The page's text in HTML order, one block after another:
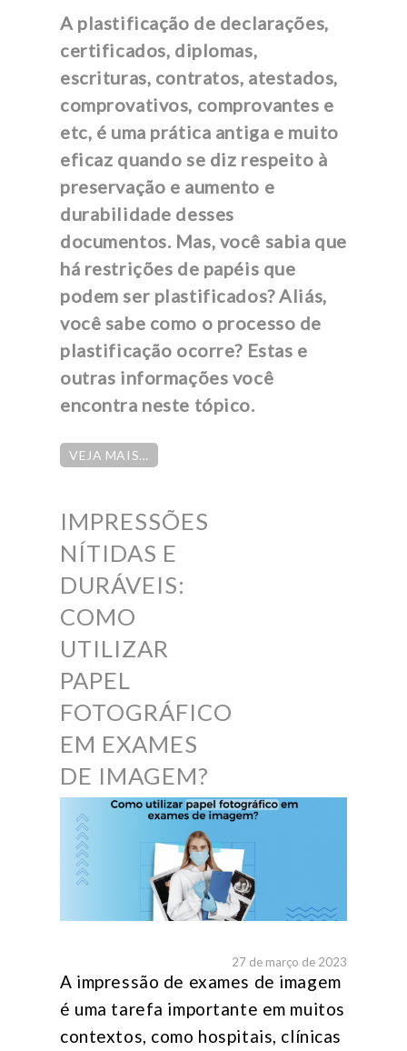
A plastificação de declarações,
certificados, diplomas,
escrituras, contratos, atestados,
comprovativos, comprovantes e
etc, é uma prática antiga e muito
eficaz quando se diz respeito à
preservação e aumento e
durabilidade desses
documentos. Mas, você sabia que
há restrições de papéis que
podem ser plastificados? Aliás,
você sabe como o processo de
plastificação ocorre? Estas e
outras informações você
encontra neste tópico.
VEJA MAIS…
IMPRESSÕES
NÍTIDAS E
DURÁVEIS:
COMO
UTILIZAR
PAPEL
FOTOGRÁFICO
EM EXAMES
DE IMAGEM?
27 de março de 2023
A impressão de exames de imagem
é uma tarefa importante em muitos
contextos, como hospitais, clínicas